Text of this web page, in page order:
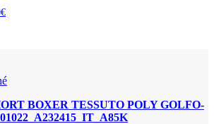
€
BOXER TESSUTO POLY GOLFO-